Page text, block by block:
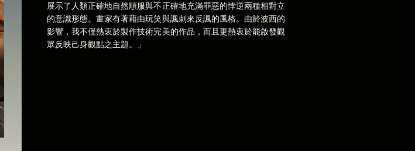
展示了人類正確地自然順服與不正確地充滿罪惡的悖逆兩種相對立
的意識形態。畫家有著藉由玩笑與諷刺來反諷的風格。由於波西的
影響，我不僅熱衷於製作技術完美的作品，而且更熱衷於能啟發觀
眾反映己身觀點之主題。」